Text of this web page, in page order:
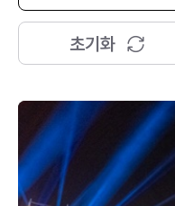
고
리
택
초기화